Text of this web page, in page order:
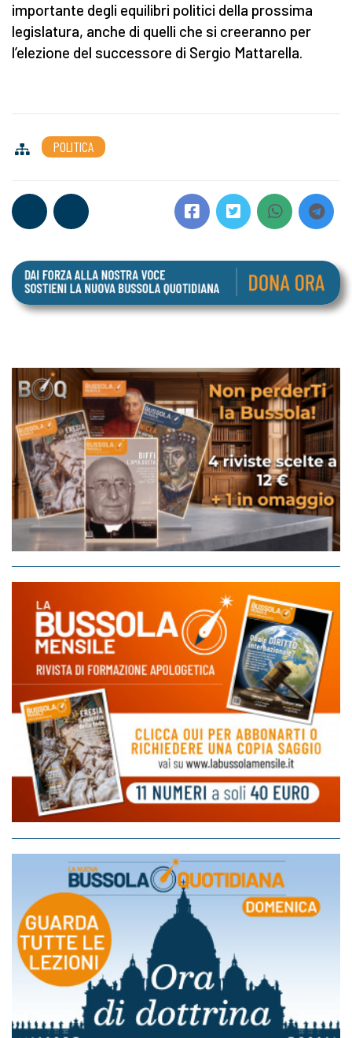
importante degli equilibri politici della prossima
legislatura, anche di quelli che si creeranno per
l’elezione del successore di Sergio Mattarella.
POLITICA